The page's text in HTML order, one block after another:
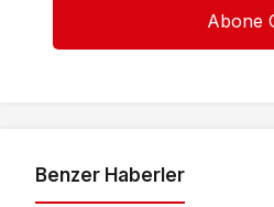
Benzer Haberler